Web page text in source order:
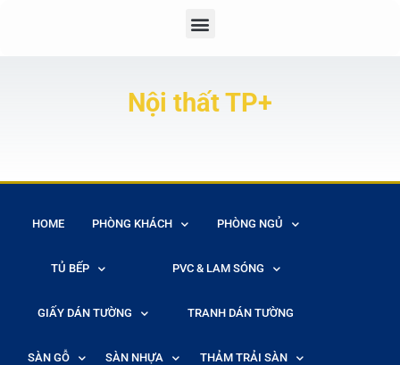
Nội thất TP+
HOME PHÒNG KHÁCH PHÒNG NGỦ
TỦ BẾP PVC & LAM SÓNG
GIẤY DÁN TƯỜNG TRANH DÁN TƯỜNG
SÀN GỖ SÀN NHỰA THẢM TRẢI SÀN